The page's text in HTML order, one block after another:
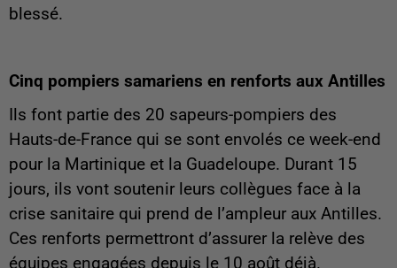
blessé.
Cinq pompiers samariens en renforts aux Antilles
Ils font partie des 20 sapeurs-pompiers des
Hauts-de-France qui se sont envolés ce week-end
pour la Martinique et la Guadeloupe. Durant 15
jours, ils vont soutenir leurs collègues face à la
crise sanitaire qui prend de l’ampleur aux Antilles.
Ces renforts permettront d’assurer la relève des
équipes engagées depuis le 10 août déjà.